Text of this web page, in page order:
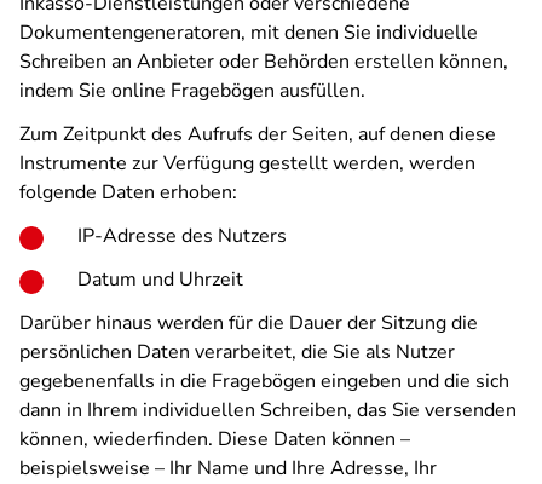
Dokumentengeneratoren, mit denen Sie individuelle
Schreiben an Anbieter oder Behörden erstellen können,
indem Sie online Fragebögen ausfüllen.
Zum Zeitpunkt des Aufrufs der Seiten, auf denen diese
Instrumente zur Verfügung gestellt werden, werden
folgende Daten erhoben:
IP-Adresse des Nutzers
Datum und Uhrzeit
Darüber hinaus werden für die Dauer der Sitzung die
persönlichen Daten verarbeitet, die Sie als Nutzer
gegebenenfalls in die Fragebögen eingeben und die sich
dann in Ihrem individuellen Schreiben, das Sie versenden
können, wiederfinden. Diese Daten können –
beispielsweise – Ihr Name und Ihre Adresse, Ihr